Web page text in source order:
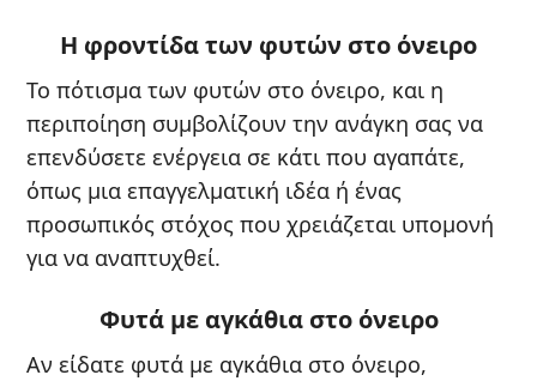
Η φροντίδα των φυτών στο όνειρο
Το πότισμα των φυτών στο όνειρο, και η
περιποίηση συμβολίζουν την ανάγκη σας να
επενδύσετε ενέργεια σε κάτι που αγαπάτε,
όπως μια επαγγελματική ιδέα ή ένας
προσωπικός στόχος που χρειάζεται υπομονή
για να αναπτυχθεί.
Φυτά με αγκάθια στο όνειρο
Αν είδατε φυτά με αγκάθια στο όνειρο,